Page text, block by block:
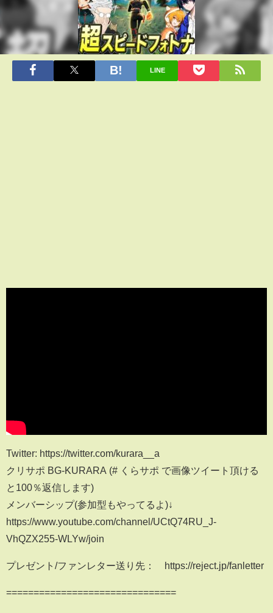
LINE
Twitter: https://twitter.com/kurara__a
クリサポ BG-KURARA (# くらサポ で画像ツイート頂ける
と100％返信します)
メンバーシップ(参加型もやってるよ)↓
https://www.youtube.com/channel/UCtQ74RU_J-
VhQZX255-WLYw/join
プレゼント/ファンレター送り先： https://reject.jp/fanletter
===============================